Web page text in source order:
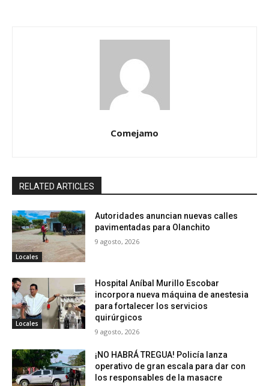
Comejamo
RELATED ARTICLES
Locales
Autoridades anuncian nuevas calles
pavimentadas para Olanchito
9 agosto, 2026
Locales
Hospital Aníbal Murillo Escobar
incorpora nueva máquina de anestesia
para fortalecer los servicios
quirúrgicos
9 agosto, 2026
¡NO HABRÁ TREGUA! Policía lanza
operativo de gran escala para dar con
los responsables de la masacre